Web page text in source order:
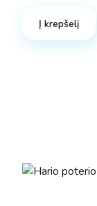
Į krepšelį